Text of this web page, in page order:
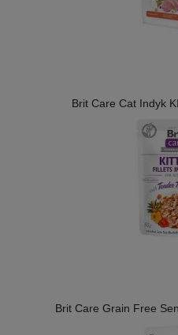
Brit Care Cat Indyk
Brit Care Grain Free